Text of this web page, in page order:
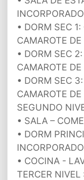
• DORM SEC
CAMAROTE DE
• DORM SEC
CAMAROTE DE
• DORM SEC
CAMAROTE DE
SEGUNDO
• SALA –
• DORM
INCORPORADO
• COCINA -
TERCER NIVEL